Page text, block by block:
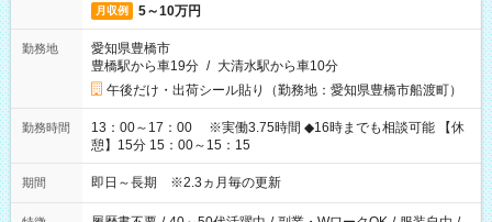
月収例 5～10万円
勤務地
愛知県豊橋市
豊橋駅から車19分 / 大清水駅から車10分
午後だけ・出荷シール貼り（勤務地：愛知県豊橋市船渡町）
勤務時間
13：00～17：00 ※実働3.75時間 ◆16時までも相談可能 【休
憩】15分 15：00～15：15
期間 即日～長期 ※2.3ヵ月毎の更新